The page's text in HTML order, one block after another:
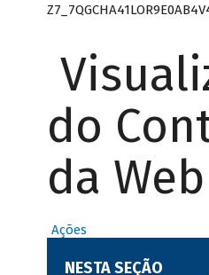
do
da Web
Ações
NESTA SEÇÃO